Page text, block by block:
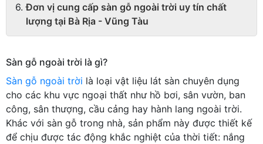
Đơn vị cung cấp sàn gỗ ngoài trời uy tín chất
lượng tại Bà Rịa - Vũng Tàu
Sàn gỗ ngoài trời là gì?
Sàn gỗ ngoài trời là loại vật liệu lát sàn chuyên dụng
cho các khu vực ngoại thất như hồ bơi, sân vườn, ban
công, sân thượng, cầu cảng hay hành lang ngoài trời.
Khác với sàn gỗ trong nhà, sản phẩm này được thiết kế
để chịu được tác động khắc nghiệt của thời tiết: nắng